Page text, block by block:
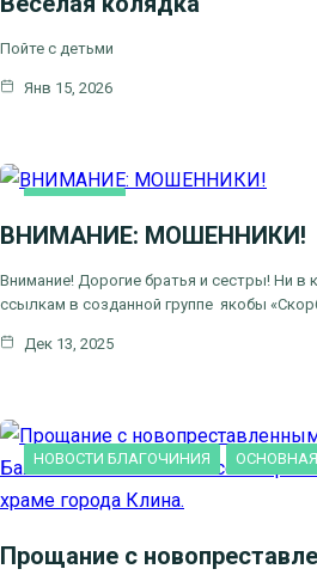
Пойте с детьми
Янв 15, 2026
ВНИМАНИЕ: МОШЕННИКИ!
Внимание! Дорогие братья и сестры! Ни в
ссылкам в созданной группе якобы
Дек 13, 2025
НОВОСТИ БЛАГОЧИНИЯ ОСНОВНАЯ
Прощание с